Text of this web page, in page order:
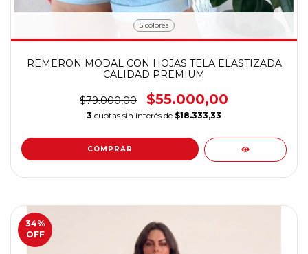
5 colores
REMERON MODAL CON HOJAS TELA ELASTIZADA
CALIDAD PREMIUM
$79.000,00 $55.000,00
3 cuotas sin interés de $18.333,33
COMPRAR
34%
OFF